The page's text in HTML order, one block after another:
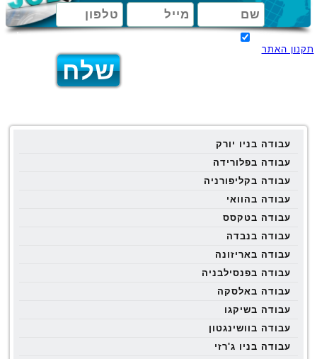
תקנון האתר
עבודה בניו יורק
עבודה בפלורידה
עבודה בקליפורניה
עבודה בהוואי
עבודה בטקסס
עבודה בנבדה
עבודה באריזונה
עבודה בפנסילבניה
עבודה באלסקה
עבודה בשיקגו
עבודה בוושינגטון
עבודה בניו ג'רזי